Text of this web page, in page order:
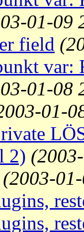
01-09
field
var:
01-08
01-
2)
(2003-